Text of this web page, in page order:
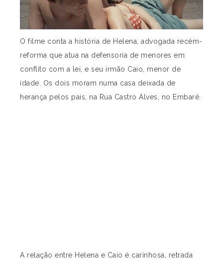
O filme conta a história de Helena, advogada recém-
reforma que atua na defensoria de menores em
conflito com a lei, e seu irmão Caio, menor de
idade. Os dois moram numa casa deixada de
herança pelos pais, na Rua Castro Alves, no Embaré.
A relação entre Helena e Caio é carinhosa, retrada